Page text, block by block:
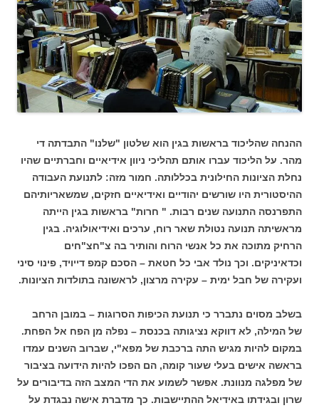
ההנחה שהליכוד בראשות בגין הוא שלטון "שלנו" התבדתה די
מהר. על הליכוד עברו אותם תהליכי ניוון אידיאיים וחברתיים שהיו
נחלת הציונות החילונית בכללותה. חמור מזה: לתנועת העבודה
ההיסטורית היו שורשים יהודיים ואידיאיים חזקים, שמשאריותיהם
התפרנסה התנועה שנים רבות. " חרות" בראשות בגין הייתה
מראשיתה תנועה נטולת שאר רוח, ערכים ואידיאולוגיה. בגין
הרחיק מתוכה את כל אנשי הרוח והותיר בה צ"חצ"חים
וכדאיניקים. וכך נולד אבי כל חטאת – הסכם קמפ דייויד, פינוי סיני
ועקירה של חבל ימית – עקירה מרצון, לראשונה בתולדות הציונות.
בשלב מסוים נתברר כי תנועת הכיפות הסרוגות – במובן הרחב
של המילה, לא דווקא נציגותה בכנסת – נפלה מן הפח אל הפחת.
במקום להיות מגיש התה ברכבת של מפא"י, שברוב השנים עמדו
בראשה אישים בעלי שעור קומה, הם הפכו להיות הידועה בציבור
של מפלגה מנוונת. אפשר לשמוע את הדי המצב הזה בדיבורים על
שרון ובגידתו באידיאל ההתיישבות. כך מדברת אישה נבגדת על